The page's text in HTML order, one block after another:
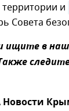
и
Совета
в
Новости